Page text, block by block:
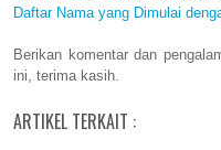
Daftar Nama yang Dimulai
Berikan komentar dan
ini, terima kasih.
ARTIKEL TERKAIT :